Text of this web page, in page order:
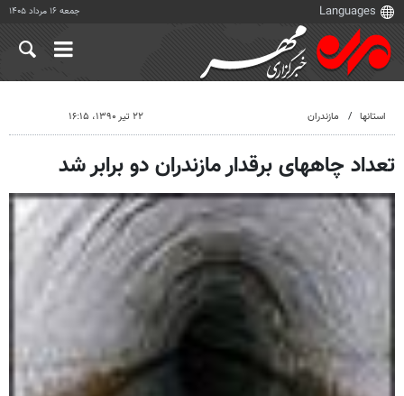
جمعه ۱۶ مرداد ۱۴۰۵
استانها مازندران ۲۲ تیر ۱۳۹۰، ۱۶:۱۵
تعداد چاههای برقدار مازندران دو برابر شد